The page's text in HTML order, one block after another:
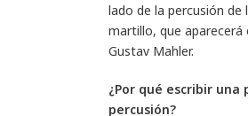
lado de la percusión
martillo, que aparecerá
Gustav Mahler.
¿Por qué escribir
percusión?